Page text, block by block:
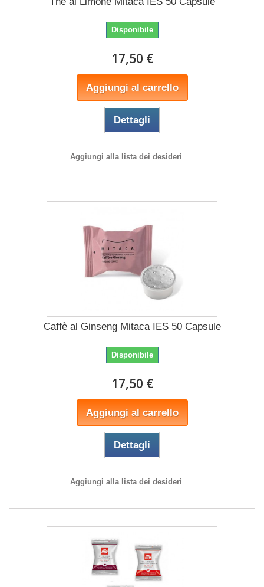
Disponibile
17,50 €
Aggiungi al carrello
Dettagli
Aggiungi alla lista dei desideri
Caffè al Ginseng Mitaca IES 50 Capsule
Disponibile
17,50 €
Aggiungi al carrello
Dettagli
Aggiungi alla lista dei desideri